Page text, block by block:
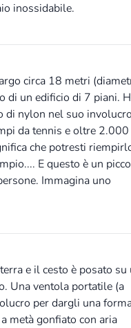
inossidabile.
circa 18 metri
di un edificio di 7 piani.
di nylon nel suo
da tennis e oltre 2.000
che potresti
E questo è un
Immagina uno
e il cesto è posato su
Una ventola portatile (a
per dargli una
metà gonfiato con aria